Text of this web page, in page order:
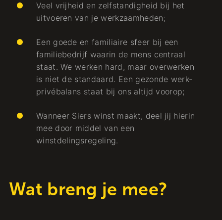
Veel vrijheid en zelfstandigheid bij het
uitvoeren van je werkzaamheden;
Een goede en familiaire sfeer bij een
familiebedrijf waarin de mens centraal
staat. We werken hard, maar overwerken
is niet de standaard. Een gezonde werk-
privébalans staat bij ons altijd voorop;
Wanneer Siers winst maakt, deel jij hierin
mee door middel van een
winstdelingsregeling.
Wat breng je mee?